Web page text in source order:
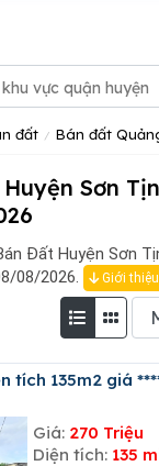
đất Bán đất
Sơn
Đất Huyện Sơn
08/2026.
Giới thiệu
Giá: 270 Triệu
Diện tích: 135